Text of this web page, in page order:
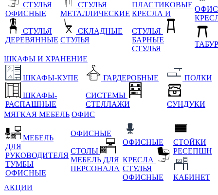
СТУЛЬЯ
ОФИСНЫЕ
СТУЛЬЯ
ДЕРЕВЯННЫЕ
СТУЛЬЯ
МЕТАЛЛИЧЕСКИЕ
СКЛАДНЫЕ
СТУЛЬЯ
ПЛАСТИКОВЫЕ
КРЕСЛА И
СТУЛЬЯ
БАРНЫЕ
СТУЛЬЯ
ШКАФЫ И ХРАНЕНИЕ
ШКАФЫ-КУПЕ
ШКАФЫ-
РАСПАШНЫЕ
ГАРДЕРОБНЫЕ
СИСТЕМЫ
СТЕЛЛАЖИ
ПОЛКИ
СУНДУКИ
МЯГКАЯ МЕБЕЛЬ ОФИС
МЕБЕЛЬ
ДЛЯ
РУКОВОДИТЕЛЯ
ТУМБЫ
ОФИСНЫЕ
ОФИСНЫЕ
СТОЛЫ
МЕБЕЛЬ ДЛЯ
ПЕРСОНАЛА
ОФИСНЫЕ
КРЕСЛА
СТУЛЬЯ
ОФИСНЫЕ
СТОЙКИ
РЕСЕПШН
КАБИНЕТ
АКЦИИ